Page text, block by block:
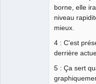
borne, elle
niveau
mieux.
4 : C'est
derrière
5 : Ça sert